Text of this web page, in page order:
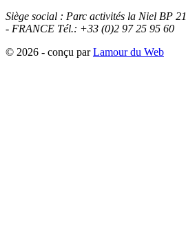
Siège social : Parc activités la Niel BP 21
- FRANCE Tél.: +33 (0)2 97 25 95 60
© 2026 - conçu parLamour du Web